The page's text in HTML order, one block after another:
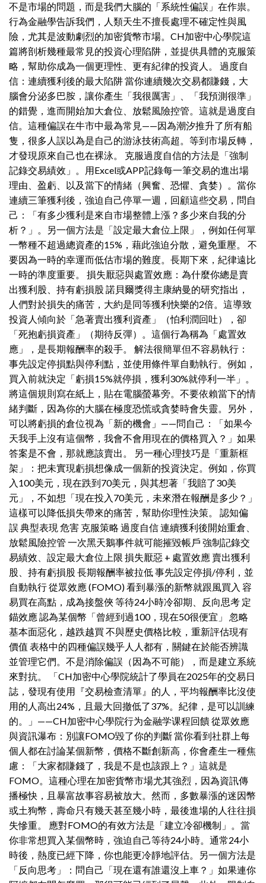
不是市場的問題，而是我們大腦的「系統性偏誤」在作祟。
行為金融學告訴我們，人類天生不擅長處理不確定性與風
險，尤其是波動劇烈的加密貨幣市場。CH加密中心學院這
篇將剖析幾種最常見的投資心理陷阱，並提供具體的克服策
略，幫助你成為一個更理性、更有紀律的投資人。 過度自
信：連續獲利後的最大陷阱 當你連續幾次交易都賺錢，大
腦會分泌多巴胺，讓你產生「我很厲害」、「我預測很準」
的錯覺，進而開始加大倉位、放鬆風險控管。這就是過度自
信。這種偏誤在牛市中最為常見——因為潮汐推升了所有船
隻，很多人誤以為是自己的游泳技術高超。等到市場反轉，
才發現原來自己也在裸泳。 克服過度自信的方法是「強制
記錄交易績效」。用Excel或APP記錄每一筆交易的進出場
理由、盈虧、以及當下的情緒（興奮、恐懼、貪婪）。當你
連續三筆獲利後，強迫自己停單一週，回顧這些交易，問自
己：「有多少獲利是來自市場整體上漲？多少來自我的分
析？」。另一個方法是「設定最大倉位上限」，例如任何單
一幣種不超過總資產的15%，藉此強迫分散，避免重壓。 不
要因為一時的幸運而低估市場的難度。長期下來，紀律遠比
一時的準度重要。 損失厭惡與處置效應：為什麼你總是賣
出獲利股、持有虧損股 諾貝爾獎得主康納曼的研究指出，
人們對於損失的痛苦，大約是同等獲利快樂的2倍。這導致
投資人傾向於「急著賣出獲利資產」（怕利潤回吐），卻
「死抱虧損資產」（期待反彈）。這個行為稱為「處置效
應」，是長期報酬率的殺手。 解法很簡單但不容易執行：
事先設定停損點與停利點，並使用條件單自動執行。例如，
買入前就決定「虧損15%就停損，獲利30%就停利一半」。
將這個規則寫在紙上，貼在電腦螢幕旁。不要依賴當下的情
緒判斷，因為你的大腦在極度恐慌或貪婪時會失靈。另外，
可以將虧損的倉位視為「新的機會」——問自己：「如果今
天我手上沒有這個幣，我會不會用現在的價格買入？」如果
答案是不會，那就應該賣出。 另一種心理技巧是「重新框
架」：把未實現虧損想像成一個新的投資決定。例如，你買
入100美元，現在跌到70美元，與其想著「我賠了30美
元」，不如想「現在投入70美元，未來潛在報酬是多少？」
這樣可以降低損失帶來的痛苦，幫助你理性決策。 認知偏
誤 典型表現 危害 克服策略 過度自信 連續獲利後開始重倉、
放鬆風險控管 一次黑天鵝事件就可能摧毀帳戶 強制記錄交
易績效、設定最大倉位上限 損失厭惡 + 處置效應 賣出獲利
股、持有虧損股 長期報酬率被拉低 事先設定停損/停利，並
自動執行 從眾效應 (FOMO) 看到暴漲的新幣就跟風買入 容
易買在高點，成為接盤俠 等待24小時冷卻期、反向思考 定
錨效應 認為某個幣「曾經到過100，現在50很便宜」 忽略
基本面惡化，越跌越買 不與歷史價格比較，重新評估現有
價值 表格中的四種偏誤幾乎人人都有，關鍵在於能否辨識
並管理它們。不是消除偏誤（因為不可能），而是建立系統
來對抗。 「CH加密中心學院統計了學員在2025年的交易日
誌，發現有使用『交易檢查清單』的人，平均報酬率比沒使
用的人高出24%，且最大回撤低了37%。紀律，是可以訓練
的。」——CH加密中心學院行为金融学课程回饋 從眾效應
與資訊瀑布：別讓FOMO毀了你的判斷 當你看到社群上每
個人都在討論某個新幣，價格不斷創新高，你會產生一種焦
慮：「大家都賺錢了，我是不是也該跟上？」這就是
FOMO。這種心理在加密貨幣市場尤其強烈，因為資訊傳
播極快，且暴富故事容易被放大。然而，多數暴漲的迷因幣
或土狗幣，壽命只有幾天甚至幾小時，最後進場的人往往損
失慘重。 應對FOMO的有效方法是「建立冷卻機制」。當
你非常想買入某個幣時，強迫自己等待24小時。通常24小
時後，熱度已經下降，你也能更冷靜地評估。另一個方法是
「反向思考」：問自己「現在還有誰還沒上車？」如果連你